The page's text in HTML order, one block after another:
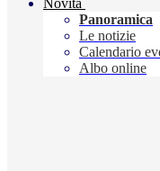
Novità
Panoramica
Le notizie
Calendario
Albo online